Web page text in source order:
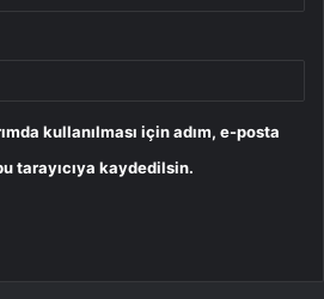
kullanılması için adım, e-posta
tarayıcıya kaydedilsin.